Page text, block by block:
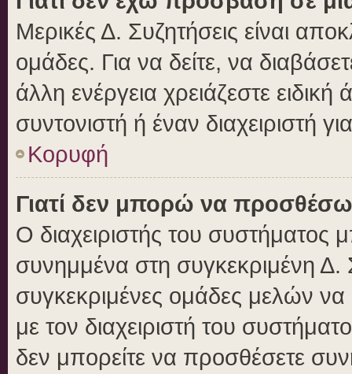
Μερικές Δ. Συζητήσεις είναι
ομάδες. Για να δείτε, να
άλλη ενέργεια χρειάζεστε
συντονιστή ή έναν διαχειριστή
Κορυφή
Γιατί δεν μπορώ να
Ο διαχειριστής του συστήματος
συνημμένα στη συγκεκριμένη
συγκεκριμένες ομάδες μελών
με τον διαχειριστή του
δεν μπορείτε να προσθέσετε